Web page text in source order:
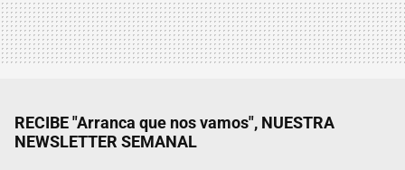
RECIBE "Arranca que nos vamos", NUESTRA
NEWSLETTER SEMANAL